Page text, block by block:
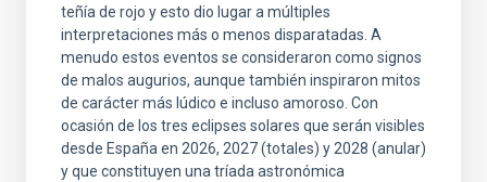
teñía de rojo y esto dio lugar a múltiples
interpretaciones más o menos disparatadas. A
menudo estos eventos se consideraron como signos
de malos augurios, aunque también inspiraron mitos
de carácter más lúdico e incluso amoroso. Con
ocasión de los tres eclipses solares que serán visibles
desde España en 2026, 2027 (totales) y 2028 (anular)
y que constituyen una tríada astronómica